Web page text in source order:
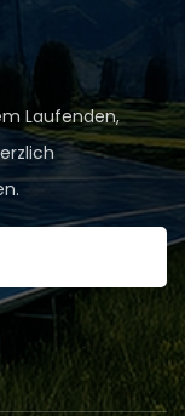
Laufenden,